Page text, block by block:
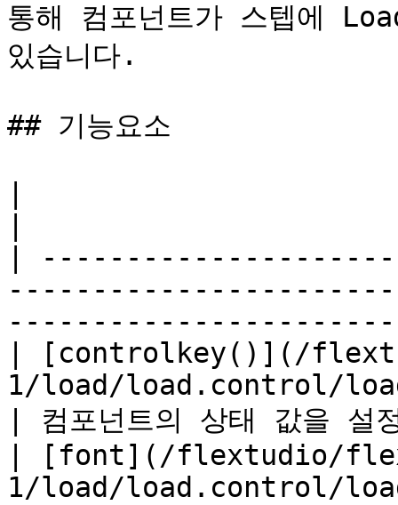
통해 컴포넌트가 스텝에
있습니다.
## 기능요소
|
| [controlkey()](/
1/load/load.control/
| 컴포넌트의 상태 값
| [font](/flextudio/
1/load/load.control/